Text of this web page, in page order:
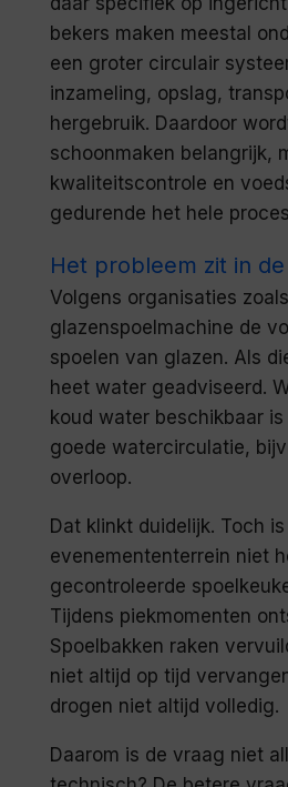
bekers maken meestal
een groter circulair
inzameling, opslag,
hergebruik. Daardoor
schoonmaken belangrijk,
kwaliteitscontrole en
gedurende het hele
Het probleem zit in
Volgens organisaties
glazenspoelmachine de
spoelen van glazen. Als
heet water geadviseerd.
koud water beschikbaar
goede watercirculatie,
overloop.
Dat klinkt duidelijk. Toch
evenemententerrein niet
gecontroleerde
Tijdens piekmomenten
Spoelbakken raken
niet altijd op tijd
drogen niet altijd volledig.
Daarom is de vraag niet